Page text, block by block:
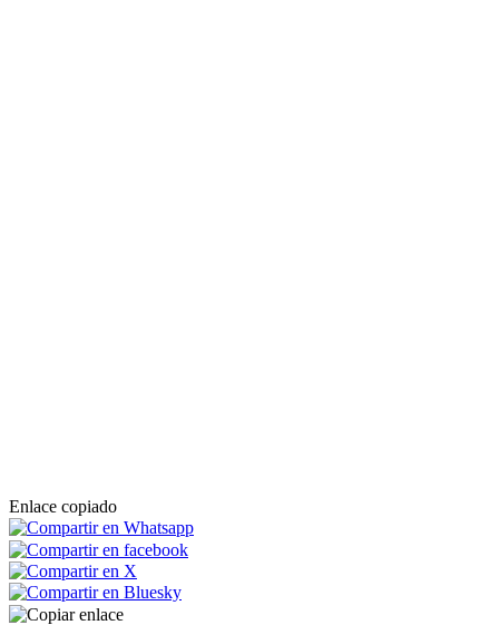
Enlace copiado